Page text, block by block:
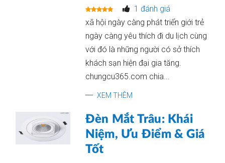
1 đánh giá
xã hội ngày càng phát triển giới trẻ
ngày càng yêu thích đi du lịch cùng
với đó là những người có sở thích
khách sạn hiện đại gia tăng.
chungcu365.com chia...
XEM THÊM
Đèn Mắt Trâu: Khái
Niệm, Ưu Điểm & Giá
Tốt